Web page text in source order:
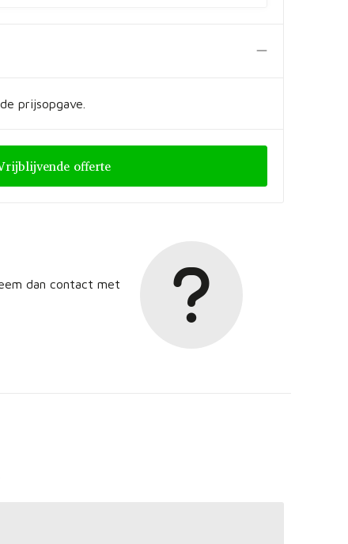
prijsopgave.
offerte
dan contact met